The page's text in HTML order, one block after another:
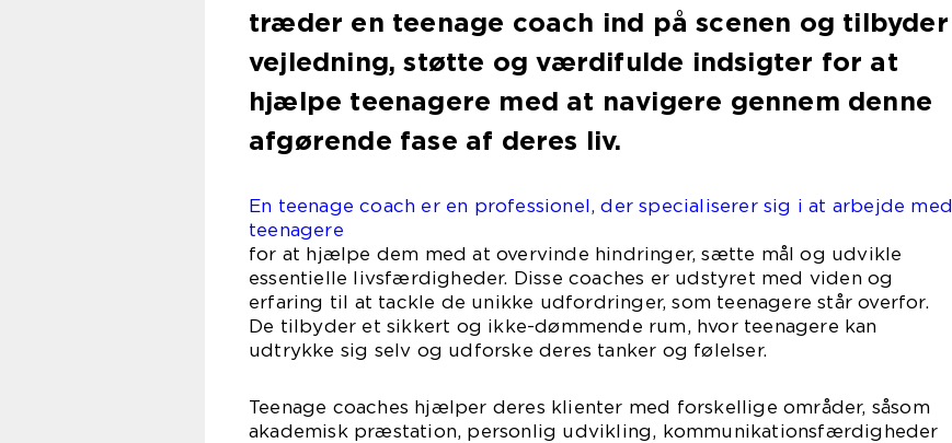
træder en teenage coach ind på scenen og tilbyder
vejledning, støtte og værdifulde indsigter for at
hjælpe teenagere med at navigere gennem denne
afgørende fase af deres liv.
En teenage coach er en professionel, der specialiserer sig i at arbejde med
teenagere
for at hjælpe dem med at overvinde hindringer, sætte mål og udvikle
essentielle livsfærdigheder. Disse coaches er udstyret med viden og
erfaring til at tackle de unikke udfordringer, som teenagere står overfor.
De tilbyder et sikkert og ikke-dømmende rum, hvor teenagere kan
udtrykke sig selv og udforske deres tanker og følelser.
Teenage coaches hjælper deres klienter med forskellige områder, såsom
akademisk præstation, personlig udvikling, kommunikationsfærdigheder